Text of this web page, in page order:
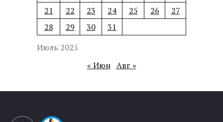
Июль 2025
21
22 23 24 25 26
27
28
29 30 31
« Июн Авг »